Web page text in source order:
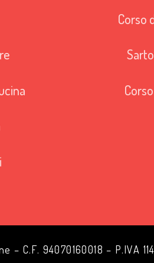
Corso
– C.F. 94070160018 – P.IVA